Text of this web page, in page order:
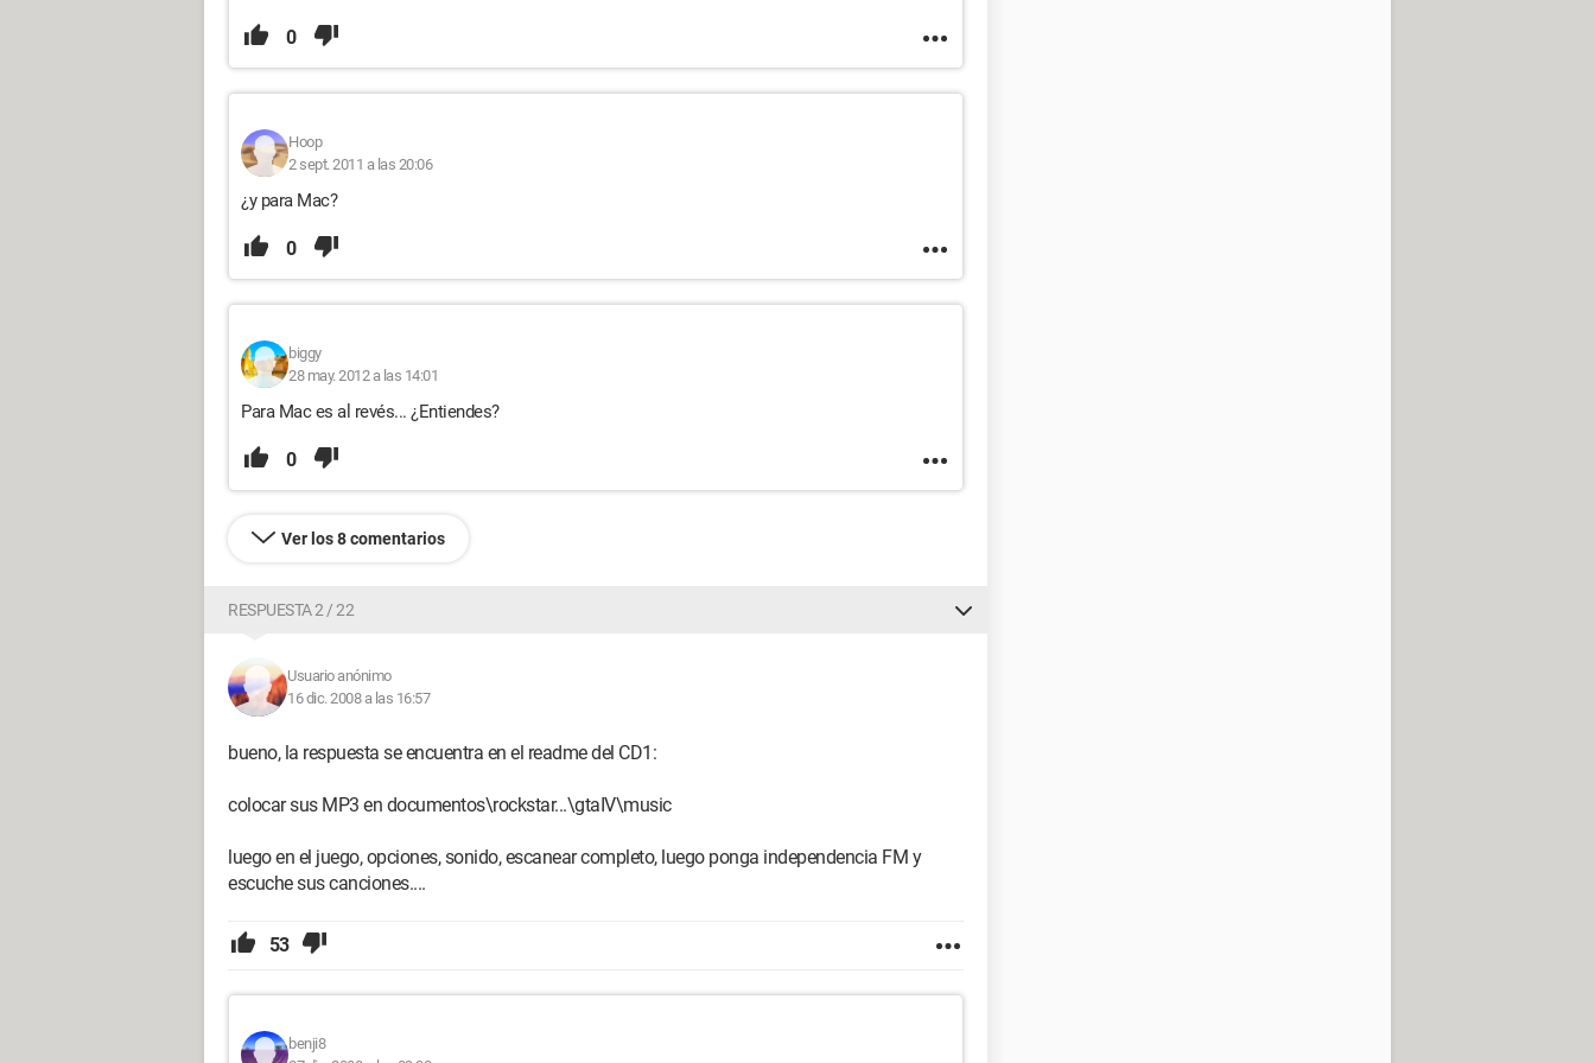
0
Hoop
2 sept. 2011 a las 20:06
¿y para Mac?
0
biggy
28 may. 2012 a las 14:01
Para Mac es al revés... ¿Entiendes?
0
Ver los 8 comentarios
RESPUESTA 2 / 22
Usuario anónimo
16 dic. 2008 a las 16:57
bueno, la respuesta se encuentra en el readme del CD1:
colocar sus MP3 en documentos\rockstar...\gtaIV\music
luego en el juego, opciones, sonido, escanear completo, luego ponga independencia FM y
escuche sus canciones....
53
benji8